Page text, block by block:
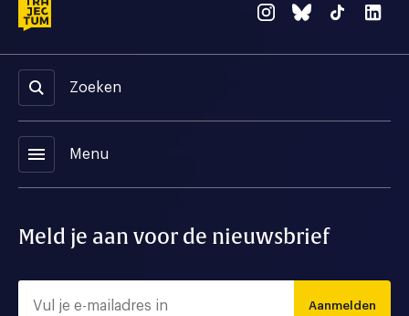
Zoeken
menu Menu
Meld je aan voor de nieuwsbrief
Aanmelden